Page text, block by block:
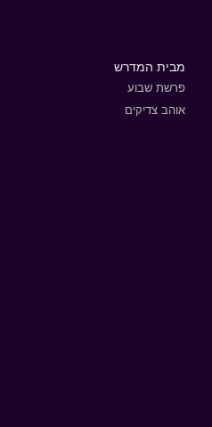
מבית המדרש
פרשת שבוע
אוהב צדיקים